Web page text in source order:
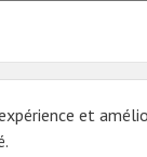
et